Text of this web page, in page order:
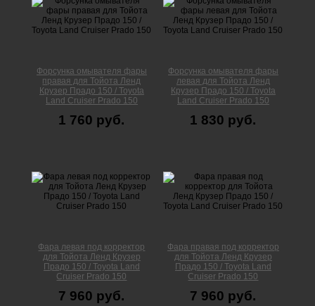
Форсунка омывателя фары
правая для Тойота Ленд
Крузер Прадо 150 / Toyota
Land Cruiser Prado 150
1 760 руб.
Форсунка омывателя фары
левая для Тойота Ленд
Крузер Прадо 150 / Toyota
Land Cruiser Prado 150
1 830 руб.
Фара левая под корректор
для Тойота Ленд Крузер
Прадо 150 / Toyota Land
Cruiser Prado 150
7 960 руб.
Фара правая под корректор
для Тойота Ленд Крузер
Прадо 150 / Toyota Land
Cruiser Prado 150
7 960 руб.